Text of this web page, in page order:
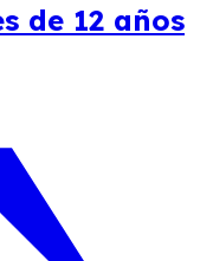
de 12 años